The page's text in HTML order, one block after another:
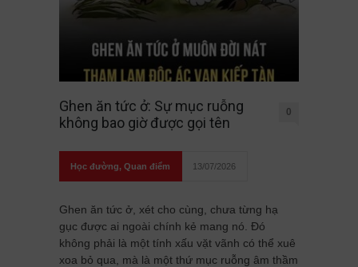
Ghen ăn tức ở: Sự mục ruỗng
không bao giờ được gọi tên
0
Học đường, Quan điểm 13/07/2026
Ghen ăn tức ở, xét cho cùng, chưa từng hạ
gục được ai ngoài chính kẻ mang nó. Đó
không phải là một tính xấu vặt vãnh có thể xuê
xoa bỏ qua, mà là một thứ mục ruỗng âm thầm